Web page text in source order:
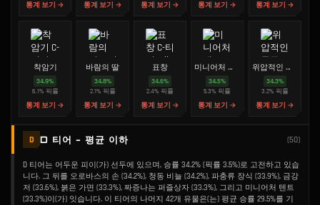
통계 보기 → 통계 보기 → 통계 보기 → 통계 보기 → 통계 보기 →
착암기
34.9%
6.1% 픽률
통계 보기 →
바람의 딸
34.8%
2.1% 픽률
통계 보기 →
표창
34.6%
2.4% 픽률
통계 보기 →
미니어처 대포
34.5%
5.3%픽률
통계 보기 →
위압적인 투구
34.3%
3.2% 픽률
통계 보기 →
D D 티어 - 평균 이하 (50)
D 티어는 어두운 피이(가) 선두에 있으며, 승률 34.2% (픽률 3.5%)로 고전하고 있습
니다. 그 뒤를 오로바스의 손 (34.2%), 청동 비늘 (34.2%), 파충류 장식 (33.9%), 금강
저 (33.6%), 붉은 가면 (33.3%), 짜증나는 퍼즐상자 (33.3%), 그리고 미니어처 텐트
(33.3%)이(가) 잇습니다. 이 티어의 나머지 42개 유물은(는) 평균 승률 29.5%를 기